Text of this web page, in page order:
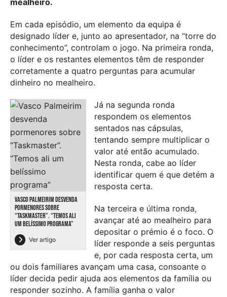
mealheiro.
Em cada episódio, um elemento da equipa é
designado líder e, junto ao apresentador, na “torre do
conhecimento”, controlam o jogo. Na primeira ronda,
o líder e os restantes elementos têm de responder
corretamente a quatro perguntas para acumular
dinheiro no mealheiro.
VASCO PALMEIRIM DESVENDA
PORMENORES SOBRE
“TASKMASTER”. “TEMOS ALI
UM BELÍSSIMO PROGRAMA”
Ver artigo
Já na segunda ronda
respondem os elementos
sentados nas cápsulas,
tentando sempre multiplicar o
valor até então acumulado.
Nesta ronda, cabe ao líder
identificar quem é que detém a
resposta certa.
Na terceira e última ronda,
avançar até ao mealheiro para
depositar o prémio é o foco. O
líder responde a seis perguntas
e, por cada resposta certa, um
ou dois familiares avançam uma casa, consoante o
líder decida pedir ajuda aos elementos da família ou
responder sozinho. A família ganha o valor